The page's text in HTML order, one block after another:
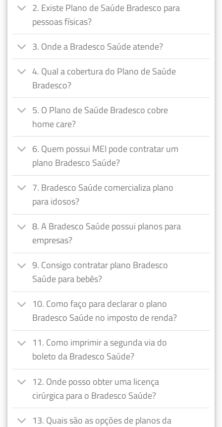
2. Existe Plano de Saúde Bradesco para
pessoas físicas?
3. Onde a Bradesco Saúde atende?
4. Qual a cobertura do Plano de Saúde
Bradesco?
5. O Plano de Saúde Bradesco cobre
home care?
6. Quem possui MEI pode contratar um
plano Bradesco Saúde?
7. Bradesco Saúde comercializa plano
para idosos?
8. A Bradesco Saúde possui planos para
empresas?
9. Consigo contratar plano Bradesco
Saúde para bebês?
10. Como faço para declarar o plano
Bradesco Saúde no imposto de renda?
11. Como imprimir a segunda via do
boleto da Bradesco Saúde?
12. Onde posso obter uma licença
cirúrgica para o Bradesco Saúde?
13. Quais são as opções de planos da